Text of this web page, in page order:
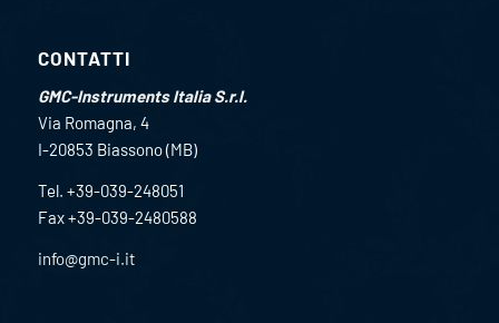
CONTATTI
GMC-Instruments Italia S.r.l.
Via Romagna, 4
I-20853 Biassono (MB)
Tel. +39-039-248051
Fax +39-039-2480588
info@gmc-i.it